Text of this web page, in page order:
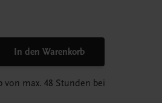
In den Warenkorb
von max. 48 Stunden bei